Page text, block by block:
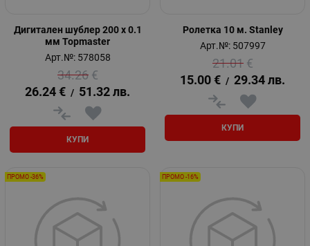
Дигитален шублер 200 х 0.1
мм Topmaster
Арт.№: 578058
34.26 €
26.24 € / 51.32 лв.
КУПИ
Ролетка 10 м. Stanley
Арт.№: 507997
21.01 €
15.00 € / 29.34 лв.
КУПИ
ПРОМО -36% ПРОМО -16%